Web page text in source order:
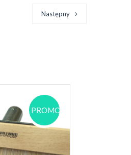
Następny
PROMOCJA!